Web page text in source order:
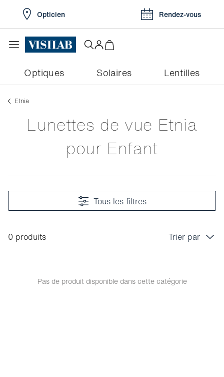
Opticien Rendez-vous
Optiques Solaires Lentilles
Etnia
Lunettes de vue Etnia
pour Enfant
Tous les filtres
0 produits
Trier par
Prix décroissant
Pas de produit disponible dans cette catégorie